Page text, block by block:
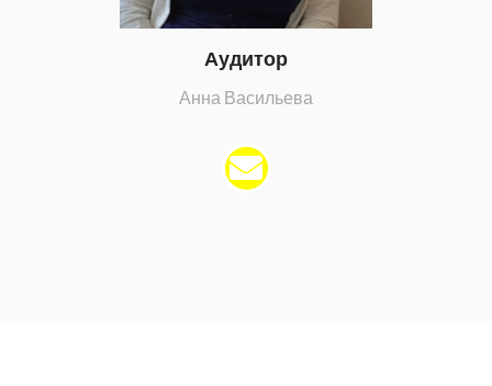
Аудитор
Анна Васильева